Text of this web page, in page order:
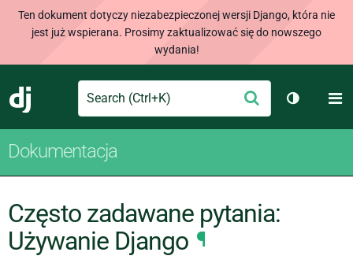
Ten dokument dotyczy niezabezpieczonej wersji Django, która nie
jest już wspierana. Prosimy zaktualizować się do nowszego
wydania!
Django
Search Wyślij
Dokumentacja
Często zadawane pytania:
Używanie Django ¶